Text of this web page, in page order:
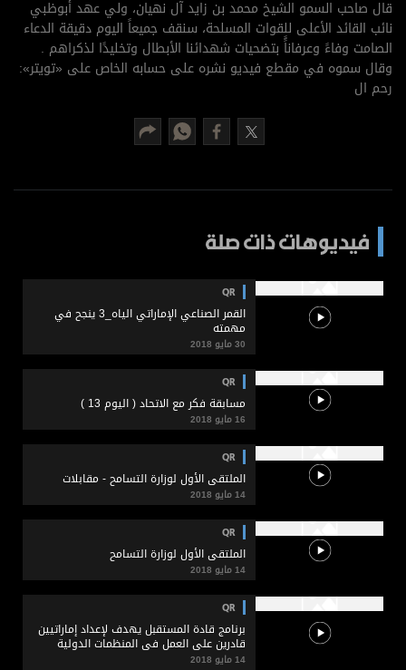
عدد اليوم
قال صاحب السمو الشيخ محمد بن زايد آل نهيان، ولي عهد أبوظبي
نائب القائد الأعلى للقوات المسلحة، سنقف جميعاً اليوم دقيقة الدعاء
الصامت وفاءً وعرفاناًً بتضحيات شهدائنا الأبطال وتخليدًا لذكراهم .
وقال سموه في مقطع فيديو نشره على حسابه الخاص على «تويتر»:
رحم ال
فيديوهات ذات صلة
QR
القمر الصناعي الإماراتي الياه_3 ينجح في
مهمته
30 مايو 2018
QR
مسابقة فكر مع الاتحاد ( اليوم 13 )
16 مايو 2018
QR
الملتقى الأول لوزارة التسامح - مقابلات
14 مايو 2018
QR
الملتقى الأول لوزارة التسامح
14 مايو 2018
QR
برنامج قادة المستقبل يهدف لإعداد إماراتيين
قادرين على العمل في المنظمات الدولية
14 مايو 2018